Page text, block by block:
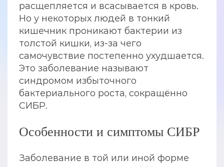
расщепляется и всасывается в кровь.
Но у некоторых людей в тонкий
кишечник проникают бактерии из
толстой кишки, из-за чего
самочувствие постепенно ухудшается.
Это заболевание называют
синдромом избыточного
бактериального роста, сокращённо
СИБР.
Особенности и симптомы СИБР
Заболевание в той или иной форме